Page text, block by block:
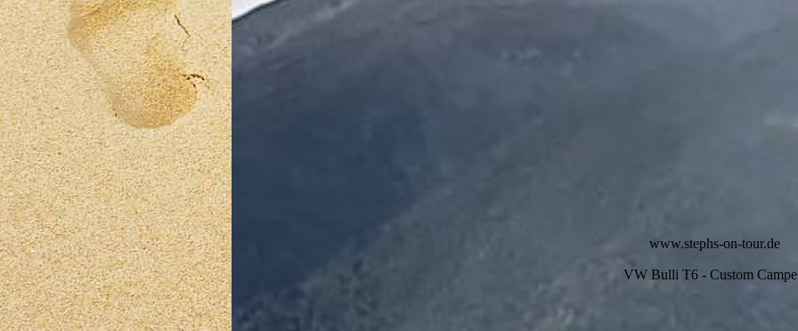
www.stephs-on-tour.de
VW Bulli T6 - Custom